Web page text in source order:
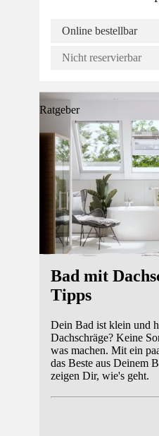
Online bestellbar
Nicht reservierbar
Ratgeber
Bad mit
Tipps
Dein Bad ist klein und
Dachschräge? Keine
was machen. Mit ein
das Beste aus Deinem
zeigen Dir, wie's geht.